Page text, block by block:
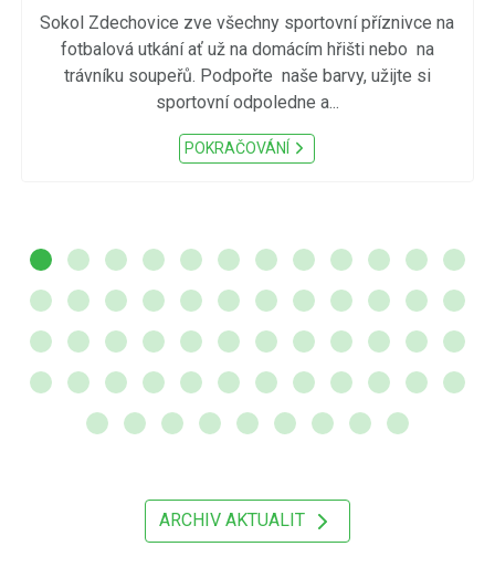
Sokol Zdechovice zve všechny sportovní příznivce na
fotbalová utkání ať už na domácím hřišti nebo na
trávníku soupeřů. Podpořte naše barvy, užijte si
sportovní odpoledne a...
POKRAČOVÁNÍ
ARCHIV AKTUALIT